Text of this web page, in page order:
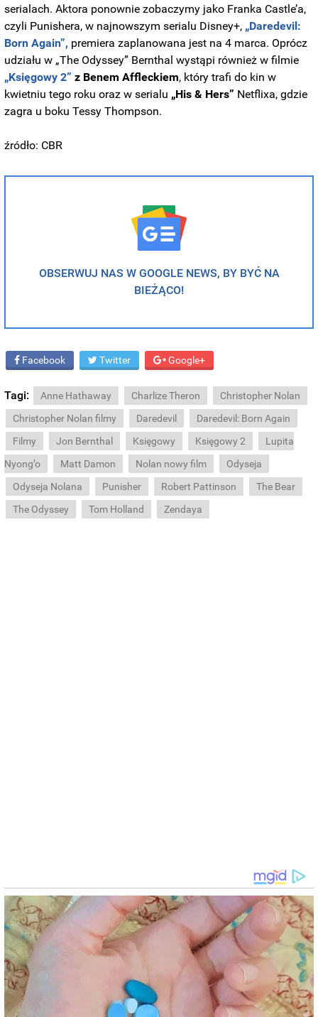
serialach. Aktora ponownie zobaczymy jako Franka Castle’a,
czyli Punishera, w najnowszym serialu Disney+, „Daredevil:
Born Again”, premiera zaplanowana jest na 4 marca. Oprócz
udziału w „The Odyssey” Bernthal wystąpi również w filmie
„Księgowy 2” z Benem Affleckiem, który trafi do kin w
kwietniu tego roku oraz w serialu „His & Hers” Netflixa, gdzie
zagra u boku Tessy Thompson.
źródło: CBR
OBSERWUJ NAS W GOOGLE NEWS, BY BYĆ NA
BIEŻĄCO!
Facebook Twitter Google+
Tagi: Anne Hathaway Charlize Theron
Christopher Nolan
Christopher Nolan filmy
Daredevil
Daredevil: Born Again
Filmy
Jon Bernthal Księgowy Księgowy 2
Lupita
Nyong’o
Matt Damon Nolan nowy film
Odyseja
Odyseja Nolana
Punisher Robert Pattinson
The Bear
The Odyssey
Tom Holland Zendaya